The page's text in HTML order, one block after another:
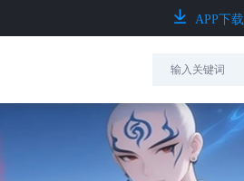
APP下载